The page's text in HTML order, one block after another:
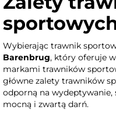
Wybierając trawnik
Barenbrug, który oferuje
markami trawników
główne zalety trawników
odporną na
mocną i zwartą darń.